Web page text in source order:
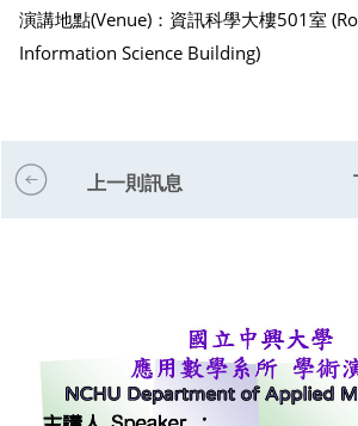
演講地點(Venue)：資訊科學大樓501室
Information Science Building)
上一則訊息